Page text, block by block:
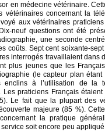
en médecine vétérinaire.
vétérinaires concernant la
aux vétérinaires
neuf questions ont été
une seconde
coûts. Sept cent soixante-
interrogés travaillaient dans
plus jeunes que les
(le capteur plan
à l’utilisation de la
praticiens Français
Le fait que la plupart des
majeure (85 %).
la pratique
soit encore peu